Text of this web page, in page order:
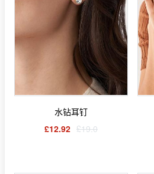
水钻耳钉
£12.92 £19.0